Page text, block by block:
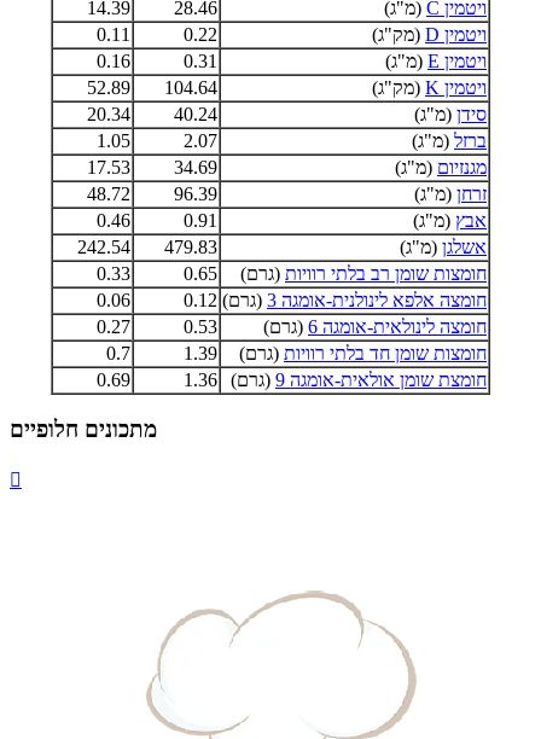
ויטמין C
(מ"ג) 28.46
14.39
ויטמין D
(מק"ג) 0.22
0.11
ויטמין E
(מ"ג) 0.31
0.16
ויטמין K
(מק"ג) 104.64
52.89
סידן (מ"ג) 40.24
20.34
ברזל (מ"ג) 2.07
1.05
מגנזיום (מ"ג) 34.69
17.53
זרחן (מ"ג) 96.39
48.72
אבץ (מ"ג) 0.91
0.46
אשלגן (מ"ג) 479.83
242.54
חומצות שומן רב בלתי רוויות (גרם) 0.65
0.33
חומצה אלפא לינולנית-אומגה 3
(גרם) 0.12
0.06
חומצה לינולאית-אומגה 6
(גרם) 0.53
0.27
חומצות שומן חד בלתי רוויות (גרם) 1.39
0.7
חומצת שומן אולאית-אומגה 9
(גרם) 1.36
0.69
מתכונים חלופיים
